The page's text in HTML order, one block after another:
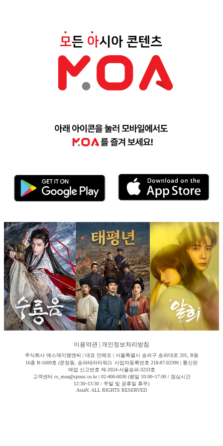
이용약관 개인정보처리방침
주식회사 에스제이엠엔씨 | 대표 안해조 | 서울특별시 송파구 송파대로 201, B동
16층 B-1609호 (문정동, 송파테라타워2) 사업자등록번호 218-87-02390 | 통신판
매업 신고번호 제-2024-서울송파-3233호
고객센터 cs_moa@sjmnc.co.kr | 02-400-6036 (평일 10:00~17:00 / 점심시간
12:30~13:30 / 주말 및 공휴일 휴무)
AsiaN. ALL RIGHTS RESERVED